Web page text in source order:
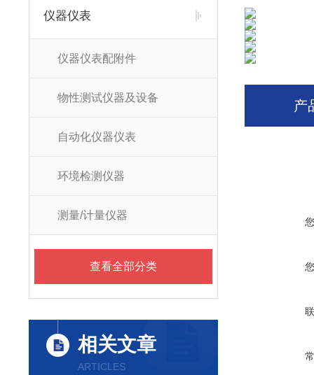
仪器仪表
仪器仪表配附件
物性测试仪器及设备
自动化仪器仪表
环境检测仪器
测量/计量仪器
查看全部分类
相关文章
ARTICLES
产